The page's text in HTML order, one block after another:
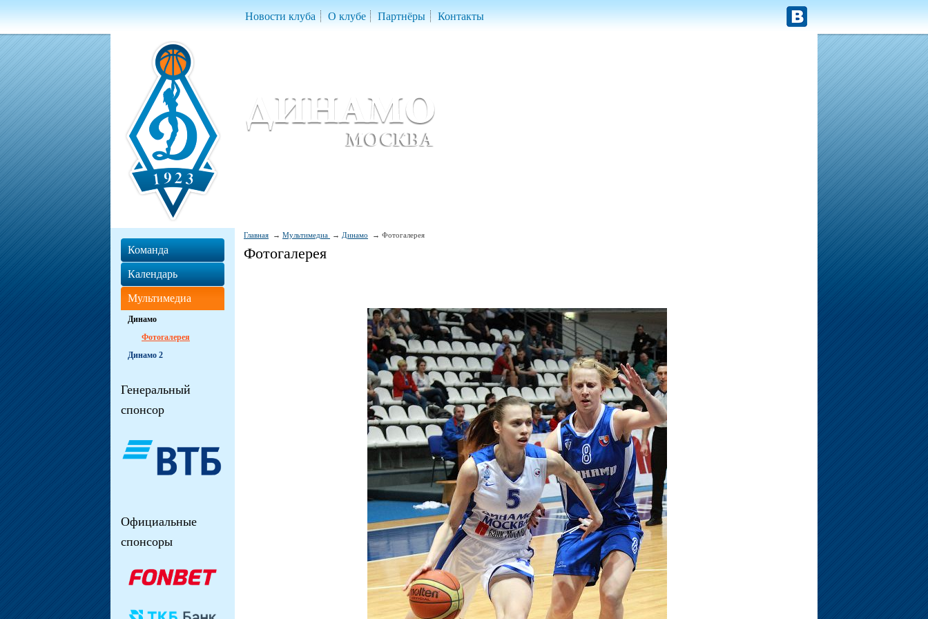
Новости клуба О клубе Партнёры Контакты
Главная Мультимедиа Динамо Фотогалерея
Фотогалерея
Команда
Календарь
Мультимедиа
Динамо
Фотогалерея
Динамо 2
Генеральный
спонсор
Официальные
спонсоры